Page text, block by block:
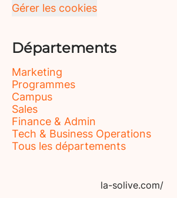
Gérer les cookies
Départements
Marketing
Programmes
Campus
Sales
Finance & Admin
Tech & Business Operations
Tous les départements
la-solive.com/